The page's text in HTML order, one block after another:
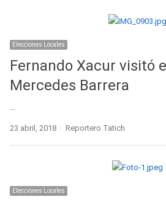
Elecciones Locales
Fernando Xacur visitó
Mercedes Barrera
23 abril, 2018 Author
Reportero Tatich
Elecciones Locales